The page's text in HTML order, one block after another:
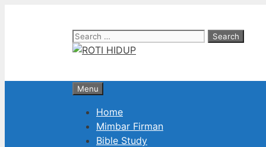
Search
for:
Menu
Home
Mimbar Firman
Bible Study